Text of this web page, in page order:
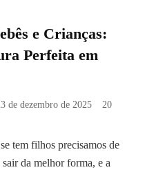
e Crianças:
Perfeita em
de dezembro de 2025
20
tem filhos precisamos de
da melhor forma, e a